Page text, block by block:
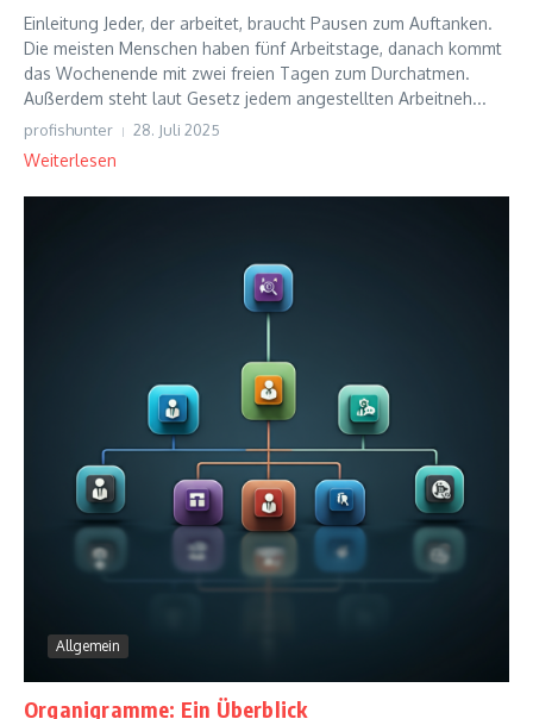
Einleitung Jeder, der arbeitet, braucht Pausen zum Auftanken.
Die meisten Menschen haben fünf Arbeitstage, danach kommt
das Wochenende mit zwei freien Tagen zum Durchatmen.
Außerdem steht laut Gesetz jedem angestellten Arbeitneh...
profishunter 28. Juli 2025
Weiterlesen
Allgemein
Organigramme: Ein Überblick